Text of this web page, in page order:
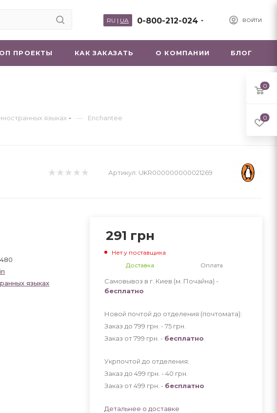
ВОЙТИ
0-800-212-024
RU | UA
ПРОЕКТЫ КАК ЗАКАЗАТЬ О КОМПАНИИ БЛОГ
языках — Enchantee
Артикул: UKR000000000021269
480
языках
291 грн
Нет у поставщика
Доставка
Оплата
Самовывоз в г. Киев (м. Почайна) -
бесплатно
Новой почтой до отделения (почтомата):
Заказ до 799 грн. - 75 грн
Заказ от 799 грн. - бесплатно
Укрпочтой до отделения:
Заказ до 499 грн. - 40 грн
Заказ от 499 грн. - бесплатно
Детальнее о доставке
0
0